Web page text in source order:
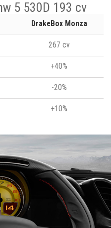
5 530D 193 cv
DrakeBox Monza
267 cv
+40%
-20%
+10%